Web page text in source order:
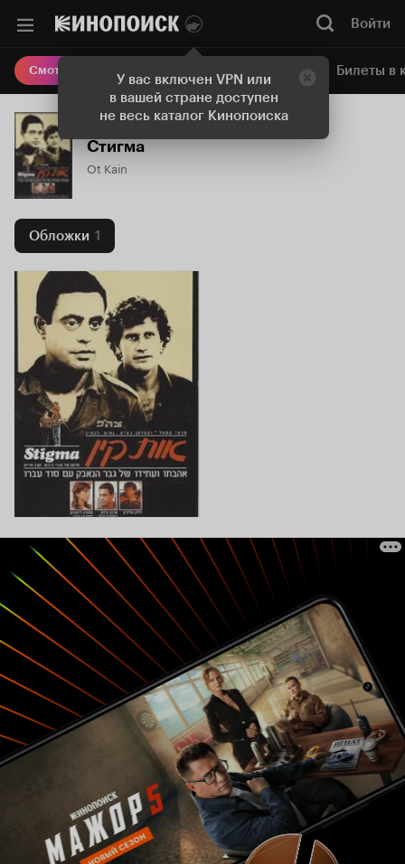
У вас включен VPN или
в вашей стране доступен
не весь каталог Кинопоиска
Войти
Смотреть кино Онлайн-кинотеатр Билеты в
Стигма
Ot Kain
Обложки 1